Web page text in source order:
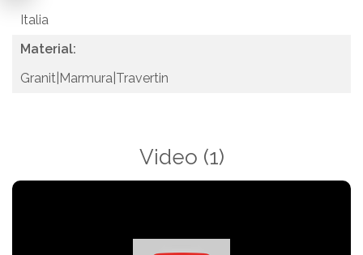
Italia
Material:
Granit|Marmura|Travertin
Video (1)